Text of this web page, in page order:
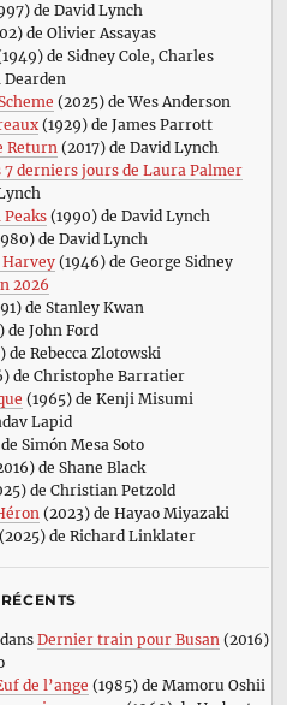
de David Lynch
de Olivier Assayas
de Sidney Cole, Charles
(2025) de Wes Anderson
(1929) de James Parrott
Return(2017) de David Lynch
7 derniers jours de Laura Palmer
(1990) de David Lynch
de David Lynch
Harvey(1946) de George Sidney
2026
de Stanley Kwan
de John Ford
de Rebecca Zlotowski
de Christophe Barratier
(1965) de Kenji Misumi
Lapid
Simón Mesa Soto
de Shane Black
de Christian Petzold
(2023) de Hayao Miyazaki
(2025) de Richard Linklater
dans Dernier train pour Busan (2016)
de l’ange (1985) de Mamoru Oshii